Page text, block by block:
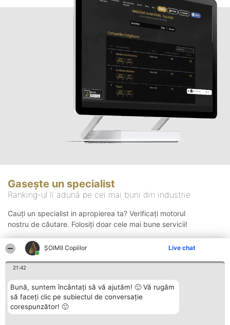
ȘOIMII Copiilor Live chat
21:42
Bună, suntem încântați să vă ajutăm! 🙂 Vă rugăm
să faceți clic pe subiectul de conversație
corespunzător! 🙂
Gasește un specialist
Ranking-ul îi adună pe cei mai buni din industrie
Cauți un specialist in apropierea ta? Verificați motorul
nostru de căutare. Folosiți doar cele mai bune servicii!